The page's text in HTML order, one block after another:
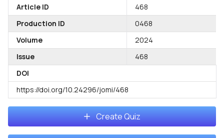
Article ID
468
Production ID
0468
Volume
2024
Issue
468
DOI
https://doi.org/10.24296/jomi/468
Create Quiz